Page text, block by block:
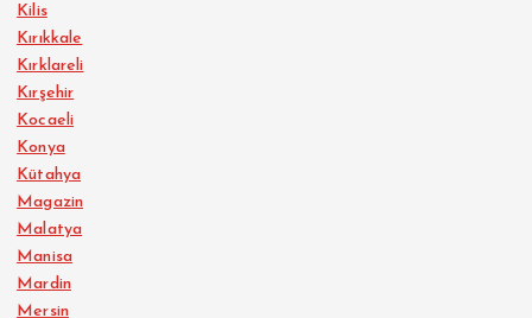
Kilis
Kırıkkale
Kırklareli
Kırşehir
Kocaeli
Konya
Kütahya
Magazin
Malatya
Manisa
Mardin
Mersin